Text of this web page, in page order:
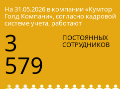
На 31.05.2026 в компании «Кумтор
Голд Компани», согласно кадровой
системе учета, работают
3
579
ПОСТОЯННЫХ
СОТРУДНИКОВ